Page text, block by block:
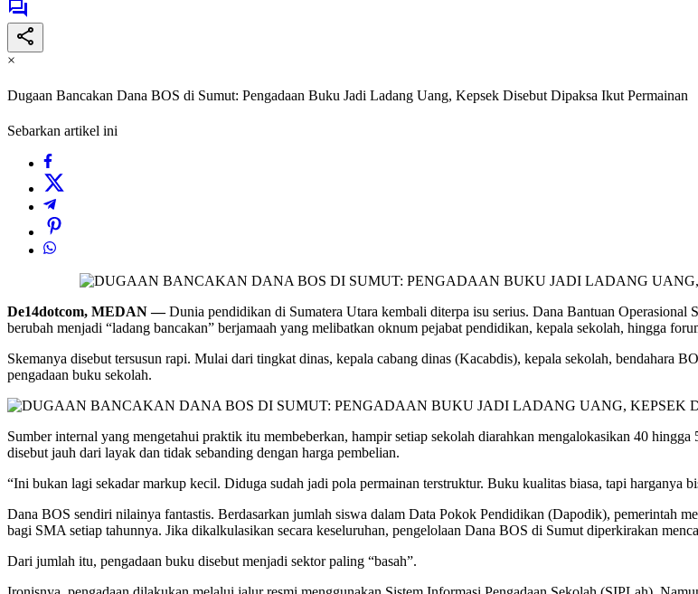
×
Dugaan Bancakan Dana BOS di Sumut: Pengadaan Buku Jadi Ladang Uang, Kepsek Disebut Dipaksa Ikut Permainan
Sebarkan artikel ini
De14dotcom, MEDAN —Dunia pendidikan di Sumatera Utara kembali diterpa isu serius. Dana Bantuan Operasional
berubah menjadi “ladang bancakan” berjamaah yang melibatkan oknum pejabat pendidikan, kepala sekolah, hingga
Skemanya disebut tersusun rapi. Mulai dari tingkat dinas, kepala cabang dinas (Kacabdis), kepala sekolah, bendahara
pengadaan buku sekolah.
Sumber internal yang mengetahui praktik itu membeberkan, hampir setiap sekolah diarahkan mengalokasikan 40
disebut jauh dari layak dan tidak sebanding dengan harga pembelian.
“Ini bukan lagi sekadar markup kecil. Diduga sudah jadi pola permainan terstruktur. Buku kualitas biasa, tapi harganya
Dana BOS sendiri nilainya fantastis. Berdasarkan jumlah siswa dalam Data Pokok Pendidikan (Dapodik), pemerintah
bagi SMA setiap tahunnya. Jika dikalkulasikan secara keseluruhan, pengelolaan Dana BOS di Sumut diperkirakan
Dari jumlah itu, pengadaan buku disebut menjadi sektor paling “basah”.